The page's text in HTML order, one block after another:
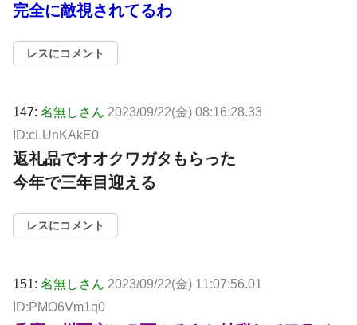
完全に敵視されてるわ
レスにコメント
147: 名無しさん 2023/09/22(金) 08:16:28.33
ID:cLUnKAkE0
返礼品でオオクワガタもらった
今年で三年目迎える
レスにコメント
151: 名無しさん 2023/09/22(金) 11:07:56.01
ID:PMO6Vm1q0